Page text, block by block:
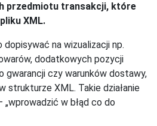
przedmiotu transakcji, które
XML.
na wizualizacji np.
dodatkowych pozycji
gwarancji czy warunków dostawy,
strukturze XML. Takie działanie
„wprowadzić w błąd co do